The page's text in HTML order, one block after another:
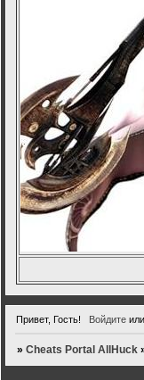
Привет, Гость! Войдитеили
»Cheats Portal AllHuck